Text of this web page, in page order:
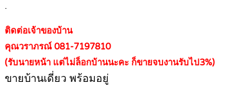
.
ติดต่อเจ้าของบ้าน
คุณวราภรณ์ 081-7197810
(รับนายหน้า แต่ไม่ล็อกบ้านนะคะ ก็ขายจบงานรับไป3%)
ขายบ้านเดี่ยว พร้อมอยู่